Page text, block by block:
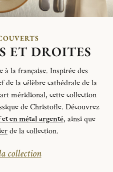
ET DROITES
à la française. Inspirée des
de la célèbre cathédrale de la
méridional, cette collection
de Christofle. Découvrez
en métal argenté, ainsi que
de la collection.
collection